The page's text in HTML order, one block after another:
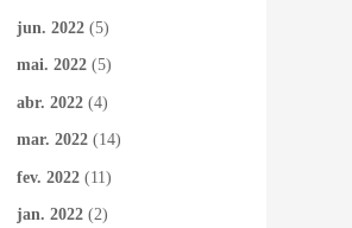
jun. 2022 (5)
mai. 2022 (5)
abr. 2022 (4)
mar. 2022 (14)
fev. 2022 (11)
jan. 2022 (2)